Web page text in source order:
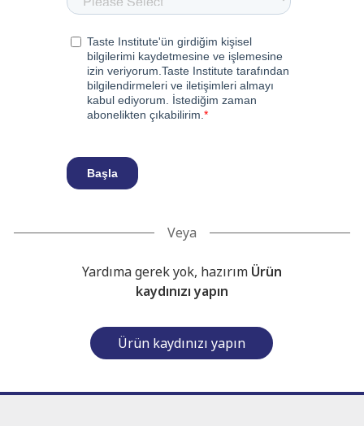
Veya
Yardıma gerek yok, hazırım Ürün
kaydınızı yapın
Ürün kaydınızı yapın